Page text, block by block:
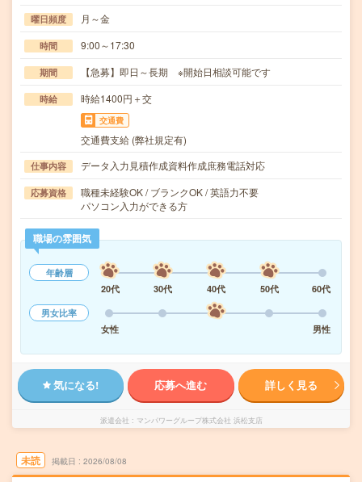
曜日頻度 月～金
時間 9:00～17:30
期間 【急募】即日～長期 ※開始日相談可能です
時給 時給1400円＋交
交通費
交通費支給 (弊社規定有)
仕事内容 データ入力見積作成資料作成庶務電話対応
応募資格
職種未経験OK / ブランクOK / 英語力不要
パソコン入力ができる方
職場の雰囲気
年齢層
20代
30代 40代 50代
60代
男女比率
女性
男性
気になる! 応募へ進む 詳しく見る
派遣会社 マンパワーグループ株式会社 浜松支店
未読 掲載日 2026/08/08